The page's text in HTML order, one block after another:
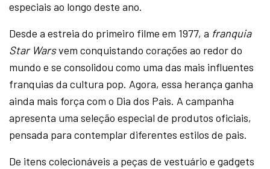
especiais ao longo deste ano.
Desde a estreia do primeiro filme em 1977, a franquia
Star Warsvem conquistando corações ao redor do
mundo e se consolidou como uma das mais influentes
franquias da cultura pop. Agora, essa herança ganha
ainda mais força com o Dia dos Pais. A campanha
apresenta uma seleção especial de produtos oficiais,
pensada para contemplar diferentes estilos de pais.
De itens colecionáveis a peças de vestuário e gadgets